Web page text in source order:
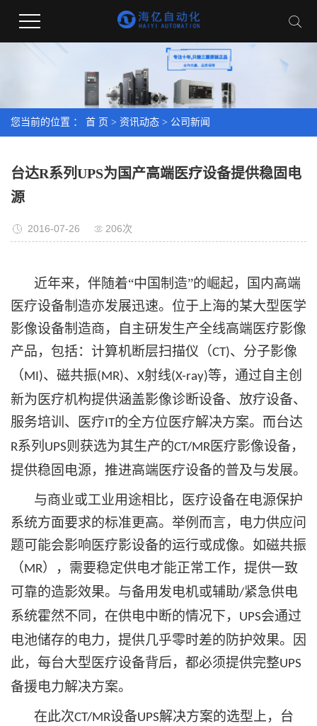
您当前的位置 ： 首 页 > 资讯动态 > 公司新闻
台达R系列UPS为国产高端医疗设备提供稳固电
源
2016-07-26 206次
近年来，伴随着“中国制造”的崛起，国内高端
医疗设备制造亦发展迅速。位于上海的某大型医学
影像设备制造商，自主研发生产全线高端医疗影像
产品，包括：计算机断层扫描仪（CT)、分子影像
（MI)、磁共振(MR)、 X射线(X-ray)等，通过自主创
新为医疗机构提供涵盖影像诊断设备、放疗设备、
服务培训、医疗IT的全方位医疗解决方案。而台达
R系列 UPS则获选为其生产的CT/MR医疗影像设备，
提供稳固电源，推进高端医疗设备的普及与发展。
与商业或工业用途相比，医疗设备在电源保护
系统方面要求的标准更高。举例而言，电力供应问
题可能会影响医疗影设备的运行或成像。如磁共振
（MR），需要稳定供电才能正常工作，提供一致
可靠的造影效果。与备用发电机或辅助/紧急供电
系统霍然不同，在供电中断的情况下，
UPS会通过
电池储存的电力，提供几乎零时差的防护效果。因
此，每台大型医疗设备背后，都必须提供完整UPS
备援电力解决方案。
在此次CT/MR设备UPS解决方案的选型上，台